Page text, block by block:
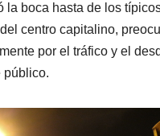
la boca hasta de los
centro capitalino,
por el tráfico y el
público.